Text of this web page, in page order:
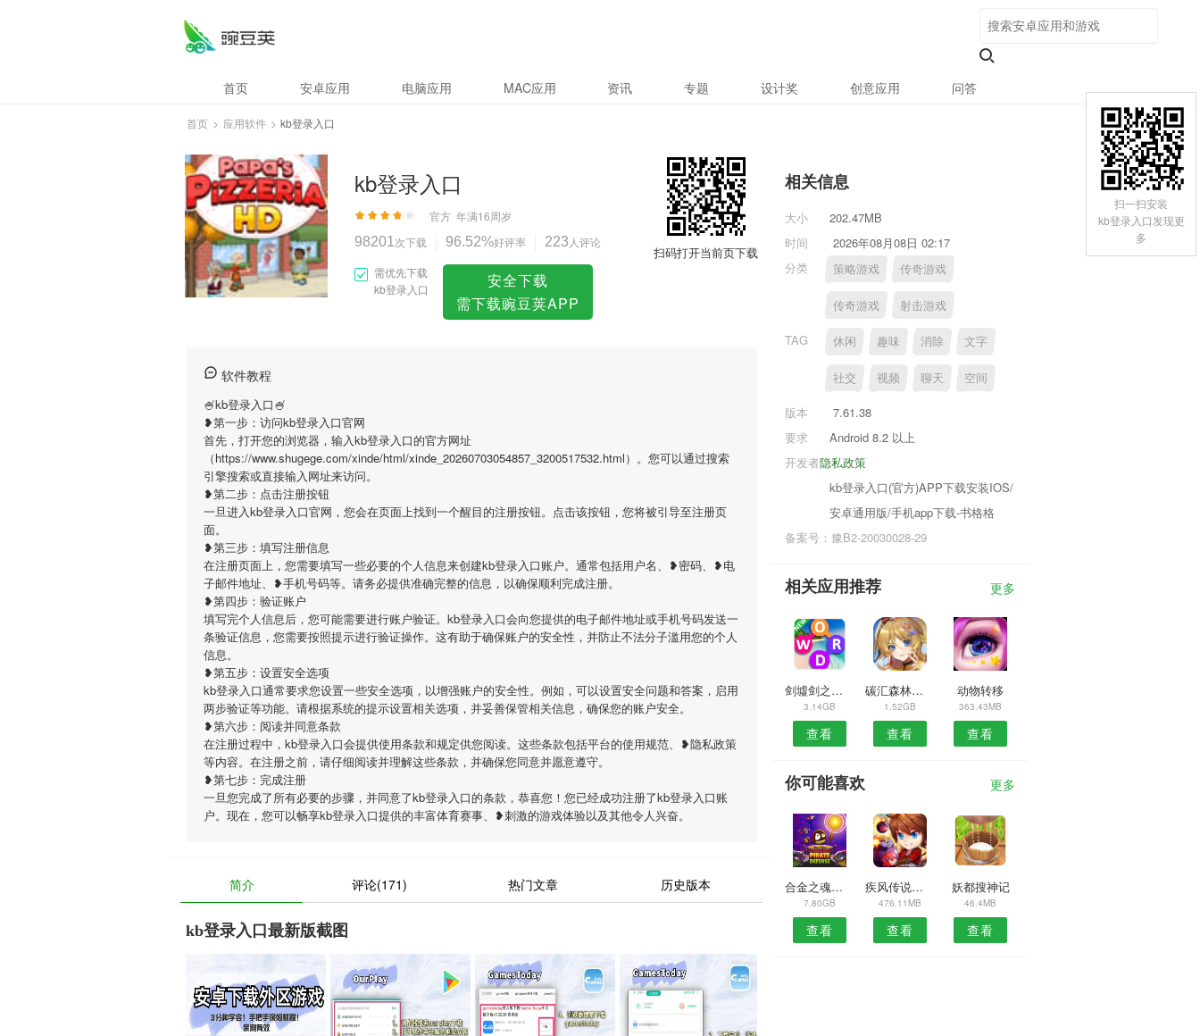
首页 安卓应用 电脑应用 MAC应用 资讯 专题 设计奖 创意应用 问答
首页 > 应用软件 > kb登录入口
kb登录入口
官方 年满16周岁
98201 次下载 96.52%好评率 223 人评论
需优先下载
kb登录入口
安全下载
需下载豌豆荚APP
扫码打开当前页下载
软件教程
🍧kb登录入口🍧
❥第一步：访问kb登录入口官网
首先，打开您的浏览器，输入kb登录入口的官方网址
（https://www.shugege.com/xinde/html/xinde_20260703054857_3200517532.html）。您可以通过搜索
引擎搜索或直接输入网址来访问。
❥第二步：点击注册按钮
一旦进入kb登录入口官网，您会在页面上找到一个醒目的注册按钮。点击该按钮，您将被引导至注册页
面。
❥第三步：填写注册信息
在注册页面上，您需要填写一些必要的个人信息来创建kb登录入口账户。通常包括用户名、❥密码、❥电
子邮件地址、❥手机号码等。请务必提供准确完整的信息，以确保顺利完成注册。
❥第四步：验证账户
填写完个人信息后，您可能需要进行账户验证。kb登录入口会向您提供的电子邮件地址或手机号码发送一
条验证信息，您需要按照提示进行验证操作。这有助于确保账户的安全性，并防止不法分子滥用您的个人
信息。
❥第五步：设置安全选项
kb登录入口通常要求您设置一些安全选项，以增强账户的安全性。例如，可以设置安全问题和答案，启用
两步验证等功能。请根据系统的提示设置相关选项，并妥善保管相关信息，确保您的账户安全。
❥第六步：阅读并同意条款
在注册过程中，kb登录入口会提供使用条款和规定供您阅读。这些条款包括平台的使用规范、❥隐私政策
等内容。在注册之前，请仔细阅读并理解这些条款，并确保您同意并愿意遵守。
❥第七步：完成注册
一旦您完成了所有必要的步骤，并同意了kb登录入口的条款，恭喜您！您已经成功注册了kb登录入口账
户。现在，您可以畅享kb登录入口提供的丰富体育赛事、❥刺激的游戏体验以及其他令人兴奋。
简介 评论(171) 热门文章 历史版本
kb登录入口最新版截图
相关信息
大小
202.47MB
时间
2026年08月08日 02:17
分类
策略游戏 传奇游戏
传奇游戏 射击游戏
TAG 休闲 趣味 消除 文字
社交 视频 聊天 空间
版本
7.61.38
要求
Android 8.2 以上
隐私政策
开发者
kb登录入口(官方)APP下载安装IOS/
安卓通用版/手机app下载-书格格
备案号：豫B2-20030028-29
相关应用推荐 更多
剑墟剑之起源
3.14GB
查看
碳汇森林红包版
1.52GB
查看
动物转移
363.43MB
查看
你可能喜欢 更多
合金之魂最新版
7.80GB
查看
疾风传说安卓版
476.11MB
查看
妖都搜神记
46.4MB
查看
扫一扫安装
kb登录入口发现更
多